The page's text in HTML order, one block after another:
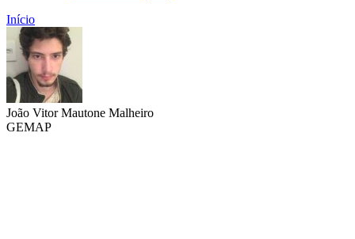
Início
João Vitor Mautone Malheiro
GEMAP